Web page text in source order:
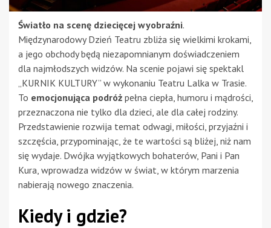
Światło na scenę dziecięcej wyobraźni.
Międzynarodowy Dzień Teatru zbliża się wielkimi krokami,
a jego obchody będą niezapomnianym doświadczeniem
dla najmłodszych widzów. Na scenie pojawi się spektakl
„KURNIK KULTURY” w wykonaniu Teatru Lalka w Trasie.
To emocjonująca podróż pełna ciepła, humoru i mądrości,
przeznaczona nie tylko dla dzieci, ale dla całej rodziny.
Przedstawienie rozwija temat odwagi, miłości, przyjaźni i
szczęścia, przypominając, że te wartości są bliżej, niż nam
się wydaje. Dwójka wyjątkowych bohaterów, Pani i Pan
Kura, wprowadza widzów w świat, w którym marzenia
nabierają nowego znaczenia.
Kiedy i gdzie?